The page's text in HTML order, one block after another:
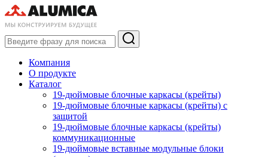
Компания
О продукте
Каталог
19-дюймовые блочные каркасы (крейты)
19-дюймовые блочные каркасы (крейты) с
защитой
19-дюймовые блочные каркасы (крейты)
коммуникационные
19-дюймовые вставные модульные блоки